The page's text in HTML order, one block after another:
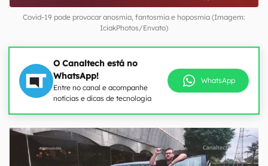
Covid-19 pode provocar anosmia, fantosmia e hoposmia (Imagem:
IciakPhotos/Envato)
O Canaltech está no
WhatsApp!
Entre no canal e acompanhe
notícias e dicas de tecnologia
WhatsApp